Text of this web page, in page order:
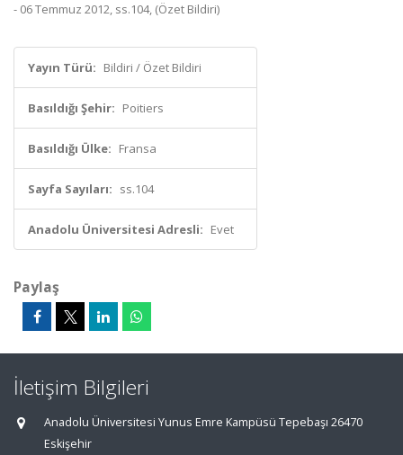
- 06 Temmuz 2012, ss.104, (Özet Bildiri)
Yayın Türü: Bildiri / Özet Bildiri
Basıldığı Şehir: Poitiers
Basıldığı Ülke: Fransa
Sayfa Sayıları: ss.104
Anadolu Üniversitesi Adresli: Evet
Paylaş
İletişim Bilgileri
Anadolu Üniversitesi Yunus Emre Kampüsü Tepebaşı 26470
Eskişehir